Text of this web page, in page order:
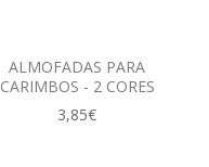
ALMOFADAS PARA
CARIMBOS - 2 CORES
3,85€